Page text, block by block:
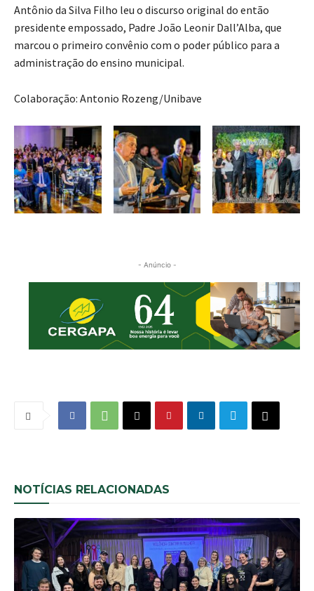
Antônio da Silva Filho leu o discurso original do então
presidente empossado, Padre João Leonir Dall’Alba, que
marcou o primeiro convênio com o poder público para a
administração do ensino municipal.
Colaboração: Antonio Rozeng/Unibave
- Anúncio -
NOTÍCIAS RELACIONADAS